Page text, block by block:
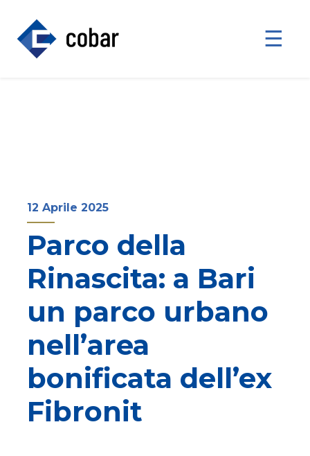
☰
12 Aprile 2025
Parco della
Rinascita: a Bari
un parco urbano
nell’area
bonificata dell’ex
Fibronit